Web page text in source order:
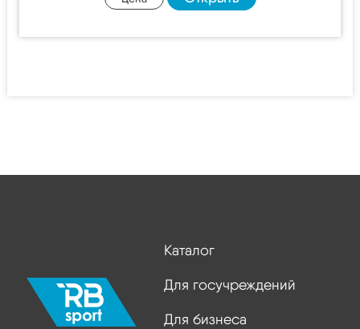
Каталог
Для госучреждений
Для бизнеса